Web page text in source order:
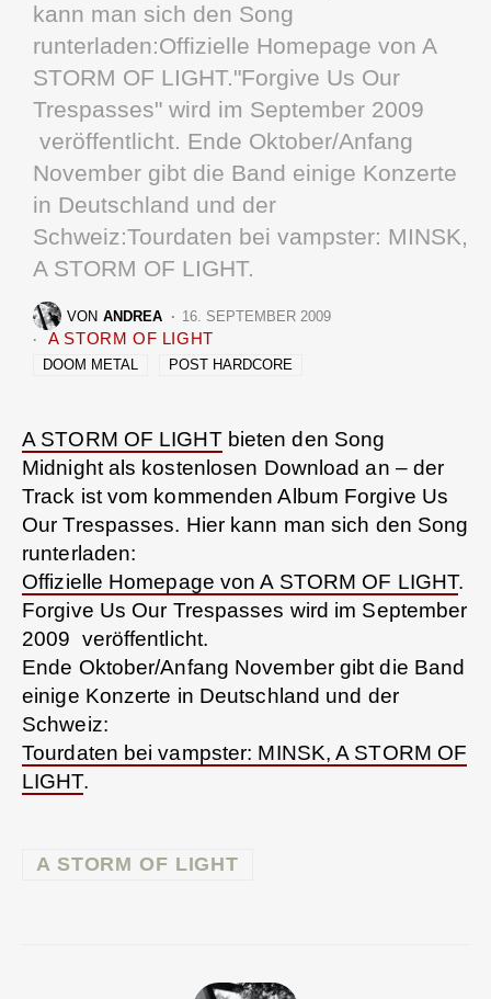
kann man sich den Song
runterladen:Offizielle Homepage von A
STORM OF LIGHT."Forgive Us Our
Trespasses" wird im September 2009
veröffentlicht. Ende Oktober/Anfang
November gibt die Band einige Konzerte
in Deutschland und der
Schweiz:Tourdaten bei vampster: MINSK,
A STORM OF LIGHT.
VON ANDREA 16. SEPTEMBER 2009
A STORM OF LIGHT
DOOM METAL POST HARDCORE
A STORM OF LIGHTbieten den Song
Midnight als kostenlosen Download an – der
Track ist vom kommenden Album Forgive Us
Our Trespasses. Hier kann man sich den Song
runterladen:
Offizielle Homepage von A STORM OF LIGHT.
Forgive Us Our Trespasses wird im September
2009 veröffentlicht.
Ende Oktober/Anfang November gibt die Band
einige Konzerte in Deutschland und der
Schweiz:
Tourdaten bei vampster: MINSK, A STORM OF
LIGHT.
A STORM OF LIGHT